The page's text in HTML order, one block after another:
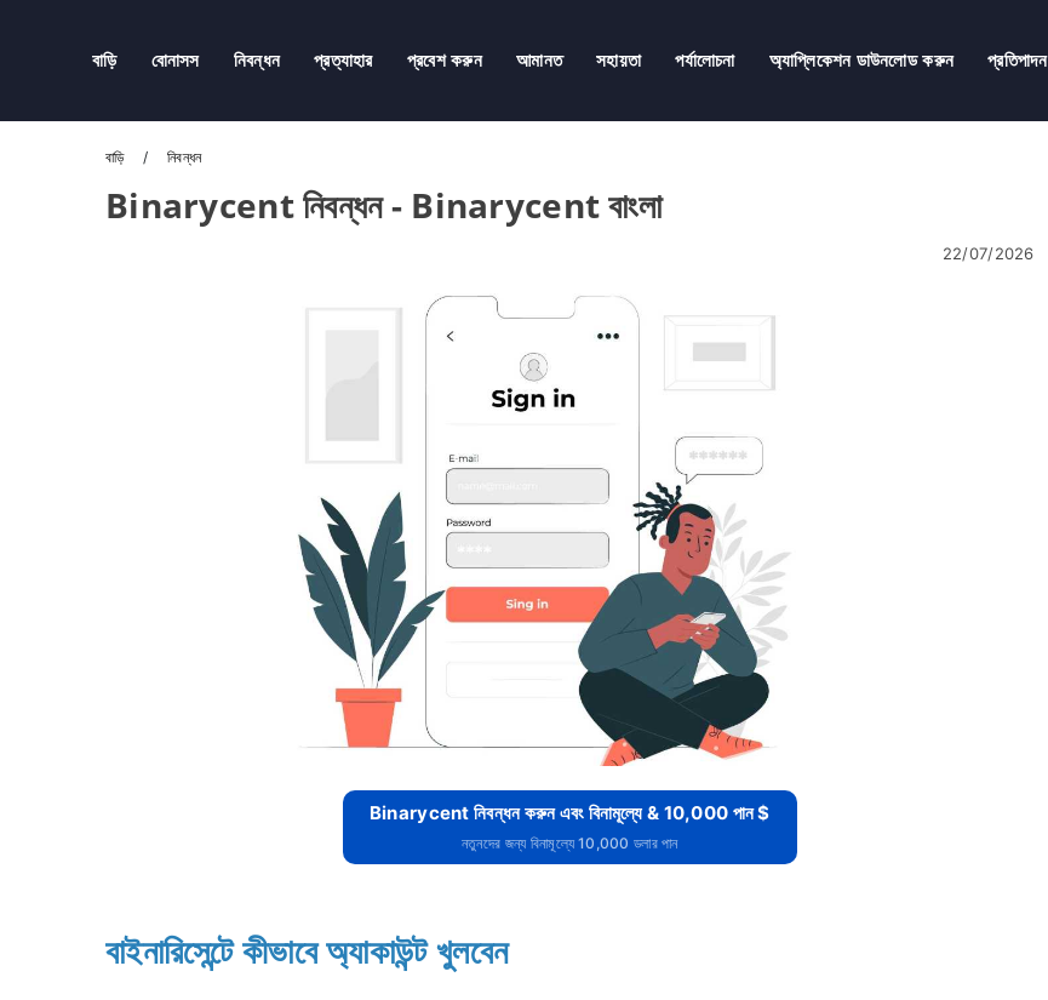
বাড়ি বোনাসস নিবন্ধন প্রত্যাহার প্রবেশ করুন আমানত সহায়তা পর্যালোচনা অ্যাপ্লিকেশন ডাউনলোড করুন প্রতিপাদন
বাড়ি নিবন্ধন
Binarycent নিবন্ধন - Binarycent বাংলা
22/07/2026
Binarycent নিবন্ধন করুন এবং বিনামূল্যে & 10,000 পান $
নতুনদের জন্য বিনামূল্যে 10,000 ডলার পান
বাইনারিসেন্টে কীভাবে অ্যাকাউন্ট খুলবেন